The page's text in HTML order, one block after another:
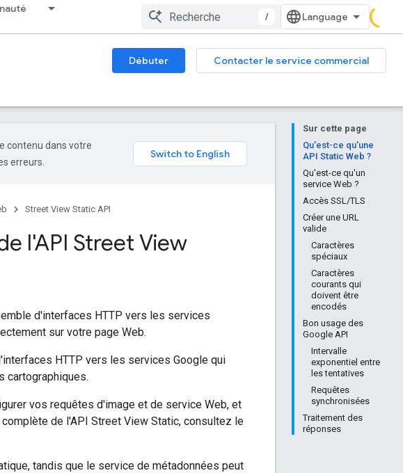
/
Débuter
Contacter le service commercial
Sur cette page
Qu'est-ce qu'une
API Static Web ?
Qu'est-ce qu'un
service Web ?
Accès SSL/TLS
Créer une URL
valide
Caractères
spéciaux
Caractères
courants qui
doivent être
encodés
Bon usage des
Google API
Intervalle
exponentiel entre
les tentatives
Requêtes
synchronisées
Traitement des
réponses
contenu dans votre
erreurs.
Street View Static API
l'API Street View
d'interfaces HTTP vers les services
sur votre page Web.
HTTP vers les services Google qui
cartographiques.
vos requêtes d'image et de service Web, et
de l'API Street View Static, consultez le
tandis que le service de métadonnées peut